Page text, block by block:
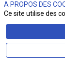
✨Retrouvez les
💡Génération
service de la
A PROPOS DES
Ce site utilise des